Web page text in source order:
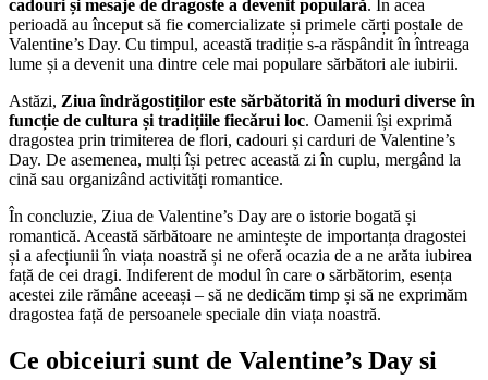
cadouri și mesaje de dragoste a devenit populară. În acea
perioadă au început să fie comercializate și primele cărți poștale de
Valentine’s Day. Cu timpul, această tradiție s-a răspândit în întreaga
lume și a devenit una dintre cele mai populare sărbători ale iubirii.
Astăzi, Ziua îndrăgostiților este sărbătorită în moduri diverse în
funcție de cultura și tradițiile fiecărui loc. Oamenii își exprimă
dragostea prin trimiterea de flori, cadouri și carduri de Valentine’s
Day. De asemenea, mulți își petrec această zi în cuplu, mergând la
cină sau organizând activități romantice.
În concluzie, Ziua de Valentine’s Day are o istorie bogată și
romantică. Această sărbătoare ne amintește de importanța dragostei
și a afecțiunii în viața noastră și ne oferă ocazia de a ne arăta iubirea
față de cei dragi. Indiferent de modul în care o sărbătorim, esența
acestei zile rămâne aceeași – să ne dedicăm timp și să ne exprimăm
dragostea față de persoanele speciale din viața noastră.
Ce obiceiuri sunt de Valentine’s Day si